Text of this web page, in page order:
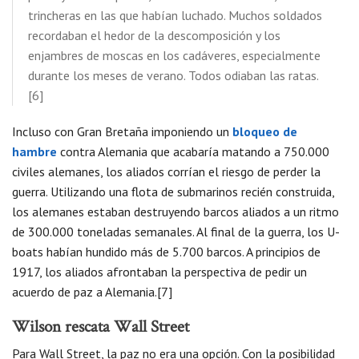
trincheras en las que habían luchado. Muchos soldados
recordaban el hedor de la descomposición y los
enjambres de moscas en los cadáveres, especialmente
durante los meses de verano. Todos odiaban las ratas.
[6]
Incluso con Gran Bretaña imponiendo un bloqueo de
hambre contra Alemania que acabaría matando a 750.000
civiles alemanes, los aliados corrían el riesgo de perder la
guerra. Utilizando una flota de submarinos recién construida,
los alemanes estaban destruyendo barcos aliados a un ritmo
de 300.000 toneladas semanales. Al final de la guerra, los U-
boats habían hundido más de 5.700 barcos. A principios de
1917, los aliados afrontaban la perspectiva de pedir un
acuerdo de paz a Alemania.[7]
Wilson rescata Wall Street
Para Wall Street, la paz no era una opción. Con la posibilidad